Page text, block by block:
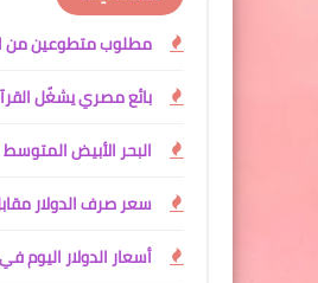
مطلوب متطوعين من
بائع مصري يشغّل
البحر الأبيض المتوسط
سعر صرف الدولار
أسعار الدولار اليوم في